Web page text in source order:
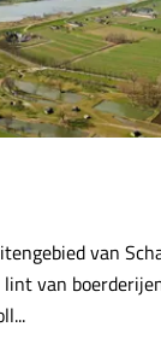
van
van